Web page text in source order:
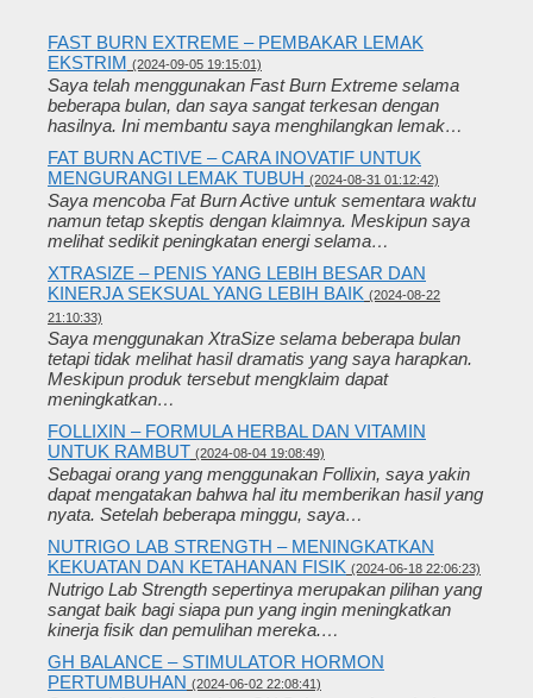
FAST BURN EXTREME – PEMBAKAR LEMAK
EKSTRIM (2024-09-05 19:15:01)
Saya telah menggunakan Fast Burn Extreme selama
beberapa bulan, dan saya sangat terkesan dengan
hasilnya. Ini membantu saya menghilangkan lemak…
FAT BURN ACTIVE – CARA INOVATIF UNTUK
MENGURANGI LEMAK TUBUH (2024-08-31 01:12:42)
Saya mencoba Fat Burn Active untuk sementara waktu
namun tetap skeptis dengan klaimnya. Meskipun saya
melihat sedikit peningkatan energi selama…
XTRASIZE – PENIS YANG LEBIH BESAR DAN
KINERJA SEKSUAL YANG LEBIH BAIK (2024-08-22
21:10:33)
Saya menggunakan XtraSize selama beberapa bulan
tetapi tidak melihat hasil dramatis yang saya harapkan.
Meskipun produk tersebut mengklaim dapat
meningkatkan…
FOLLIXIN – FORMULA HERBAL DAN VITAMIN
UNTUK RAMBUT (2024-08-04 19:08:49)
Sebagai orang yang menggunakan Follixin, saya yakin
dapat mengatakan bahwa hal itu memberikan hasil yang
nyata. Setelah beberapa minggu, saya…
NUTRIGO LAB STRENGTH – MENINGKATKAN
KEKUATAN DAN KETAHANAN FISIK (2024-06-18 22:06:23)
Nutrigo Lab Strength sepertinya merupakan pilihan yang
sangat baik bagi siapa pun yang ingin meningkatkan
kinerja fisik dan pemulihan mereka.…
GH BALANCE – STIMULATOR HORMON
PERTUMBUHAN (2024-06-02 22:08:41)